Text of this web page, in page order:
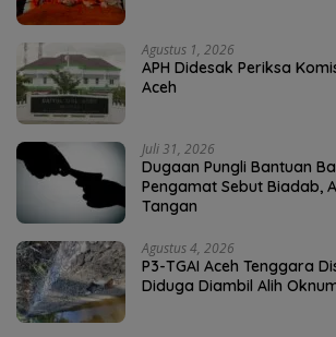
Agustus 1, 2026
APH Didesak Periksa
Aceh
Juli 31, 2026
Dugaan Pungli Bantuan
Pengamat Sebut Biadab,
Tangan
Agustus 4, 2026
P3-TGAI Aceh Tenggara
Diduga Diambil Alih